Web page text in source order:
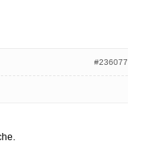
#236077